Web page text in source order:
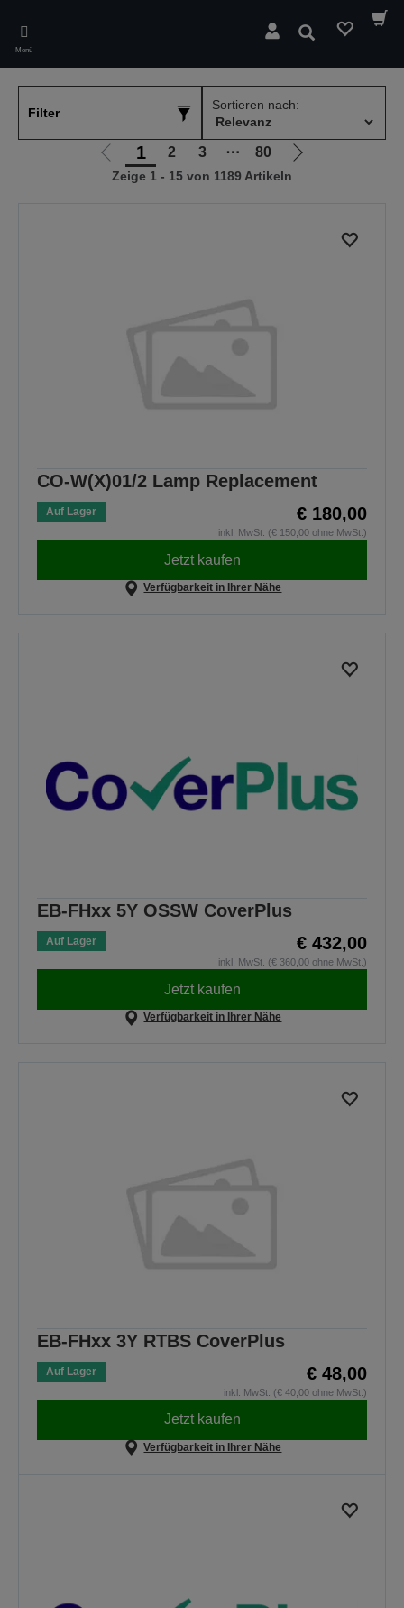
main
content
Menü
Suchen
Filter
Sortieren nach:
Zur
vorherigen
1 2 3 ⋯ 80
Zur
Zeige 1 - 15 von 1189 Artikeln
CO-W(X)01/2 Lamp Replacement
Auf Lager € 180,00
inkl. MwSt. (€ 150,00 ohne MwSt.)
Jetzt kaufen
Verfügbarkeit in Ihrer Nähe
EB-FHxx 5Y OSSW CoverPlus
Auf Lager € 432,00
inkl. MwSt. (€ 360,00 ohne MwSt.)
Jetzt kaufen
Verfügbarkeit in Ihrer Nähe
EB-FHxx 3Y RTBS CoverPlus
Auf Lager € 48,00
inkl. MwSt. (€ 40,00 ohne MwSt.)
Jetzt kaufen
Verfügbarkeit in Ihrer Nähe